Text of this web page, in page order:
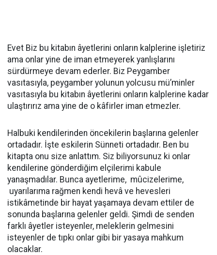
Evet Biz bu kitabın âyetlerini onların kalplerine işletiriz
ama onlar yine de iman etmeyerek yanlışlarını
sürdürmeye devam ederler. Biz Peygamber
vasıtasıyla, peygamber yolunun yolcusu mü’minler
vasıtasıyla bu kitabın âyetlerini onların kalplerine kadar
ulaştırırız ama yine de o kâfirler iman etmezler.
Halbuki kendilerinden öncekilerin başlarına gelenler
ortadadır. İşte eskilerin Sünneti ortadadır. Ben bu
kitapta onu size anlattım. Siz biliyorsunuz ki onlar
kendilerine gönderdiğim elçilerimi kabule
yanaşmadılar. Bunca ayetlerime, mûcizelerime,
uyarılarıma rağmen kendi hevâ ve hevesleri
istikâmetinde bir hayat yaşamaya devam ettiler de
sonunda başlarına gelenler geldi. Şimdi de senden
farklı âyetler isteyenler, meleklerin gelmesini
isteyenler de tıpkı onlar gibi bir yasaya mahkum
olacaklar.